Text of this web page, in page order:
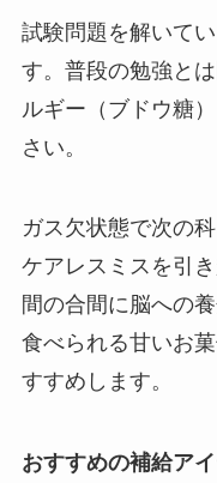
試験問題を解いて
す。普段の勉強と
ルギー（ブドウ糖
さい。
ガス欠状態で次の
ケアレスミスを引
間の合間に脳への
食べられる甘いお
すすめします。
おすすめの補給ア